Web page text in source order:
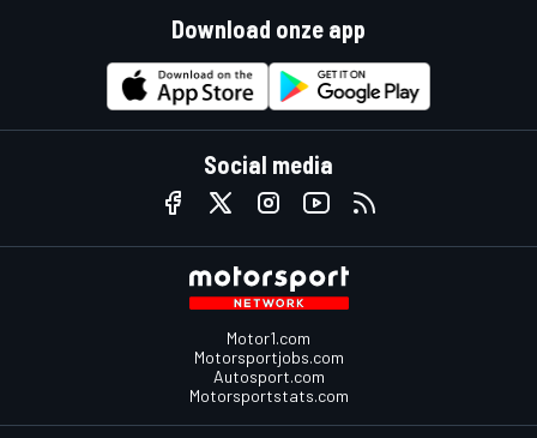
Download onze app
Social media
Motor1.com
Motorsportjobs.com
Autosport.com
Motorsportstats.com